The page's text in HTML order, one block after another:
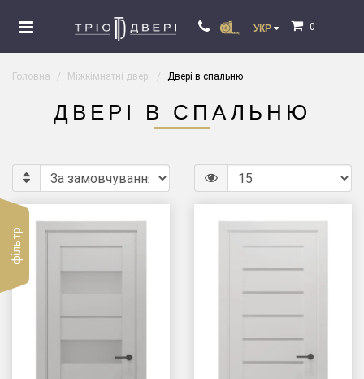
УКР 0
Головна Міжкімнатні двері Двері в спальню
ДВЕРІ В СПАЛЬНЮ
фільтр